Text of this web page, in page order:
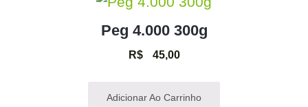
Peg 4.000 300g
R$45,00
Adicionar Ao Carrinho